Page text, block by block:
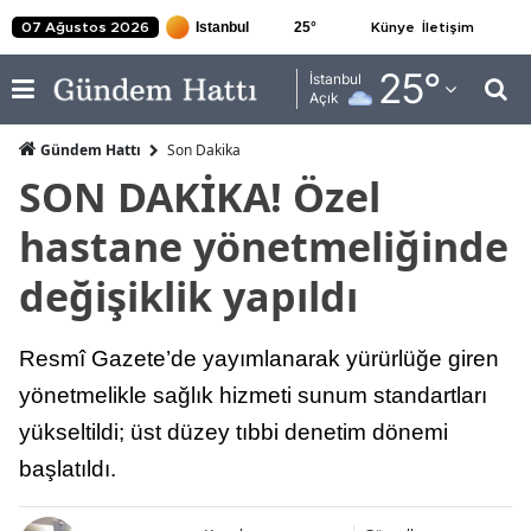
07 Ağustos 2026 25° Künye İletişim
İstanbul
Açık
25°
Adana
Adıyaman
Ağrı
Amasya
Ankara
Antalya
Artvin
Balıkesir
Gündem Hattı Son Dakika
SON DAKİKA! Özel
hastane yönetmeliğinde
değişiklik yapıldı
Resmî Gazete’de yayımlanarak yürürlüğe giren
yönetmelikle sağlık hizmeti sunum standartları
yükseltildi; üst düzey tıbbi denetim dönemi
başlatıldı.